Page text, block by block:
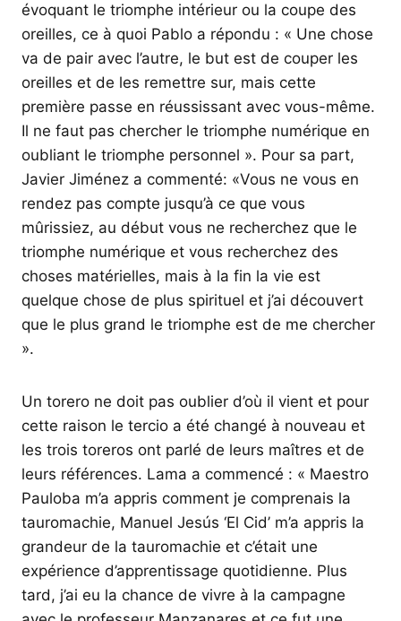
évoquant le triomphe intérieur ou la coupe des
oreilles, ce à quoi Pablo a répondu : « Une chose
va de pair avec l’autre, le but est de couper les
oreilles et de les remettre sur, mais cette
première passe en réussissant avec vous-même.
Il ne faut pas chercher le triomphe numérique en
oubliant le triomphe personnel ». Pour sa part,
Javier Jiménez a commenté: «Vous ne vous en
rendez pas compte jusqu’à ce que vous
mûrissiez, au début vous ne recherchez que le
triomphe numérique et vous recherchez des
choses matérielles, mais à la fin la vie est
quelque chose de plus spirituel et j’ai découvert
que le plus grand le triomphe est de me chercher
».
Un torero ne doit pas oublier d’où il vient et pour
cette raison le tercio a été changé à nouveau et
les trois toreros ont parlé de leurs maîtres et de
leurs références. Lama a commencé : « Maestro
Pauloba m’a appris comment je comprenais la
tauromachie, Manuel Jesús ‘El Cid’ m’a appris la
grandeur de la tauromachie et c’était une
expérience d’apprentissage quotidienne. Plus
tard, j’ai eu la chance de vivre à la campagne